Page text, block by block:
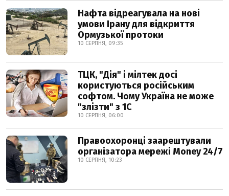
Нафта відреагувала на нові
умови Ірану для відкриття
Ормузької протоки
10 СЕРПНЯ, 09:35
ТЦК, "Дія" і мілтек досі
користуються російським
софтом. Чому Україна не може
"злізти" з 1С
10 СЕРПНЯ, 06:00
Правоохоронці заарештували
організатора мережі Money 24/7
10 СЕРПНЯ, 10:23